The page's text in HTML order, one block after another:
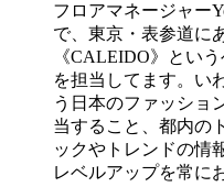
フロアマネージャー
で、東京・表参道に
《CALEIDO》とい
を担当してます。い
う日本のファッショ
当すること、都内の
ックやトレンドの情
レベルアップを常に